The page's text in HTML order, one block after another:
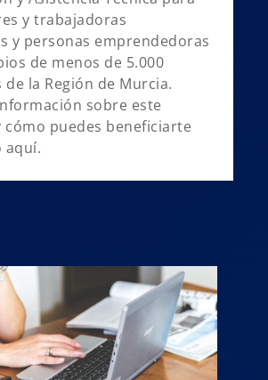
y trabajadoras
y personas emprendedoras
de menos de 5.000
la Región de Murcia.
sobre este
cómo puedes beneficiarte
aquí.